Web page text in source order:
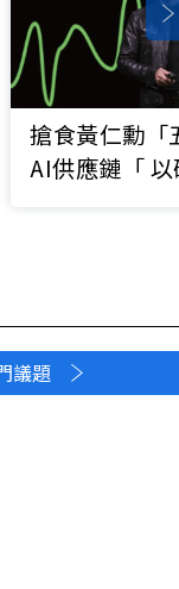
搶食黃仁勳「
AI供應鏈「 以
議題